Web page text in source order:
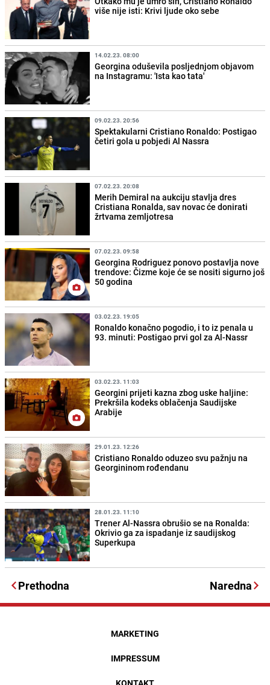
više nije isti: Krivi ljude oko sebe
14.02.23. 08:00
Georgina oduševila posljednjom objavom
na Instagramu: 'Ista kao tata'
09.02.23. 20:56
Spektakularni Cristiano Ronaldo: Postigao
četiri gola u pobjedi Al Nassra
07.02.23. 20:08
Merih Demiral na aukciju stavlja dres
Cristiana Ronalda, sav novac će donirati
žrtvama zemljotresa
07.02.23. 09:58
Georgina Rodriguez ponovo postavlja nove
trendove: Čizme koje će se nositi sigurno još
50 godina
03.02.23. 19:05
Ronaldo konačno pogodio, i to iz penala u
93. minuti: Postigao prvi gol za Al-Nassr
03.02.23. 11:03
Georgini prijeti kazna zbog uske haljine:
Prekršila kodeks oblačenja Saudijske
Arabije
29.01.23. 12:26
Cristiano Ronaldo oduzeo svu pažnju na
Georgininom rođendanu
28.01.23. 11:10
Trener Al-Nassra obrušio se na Ronalda:
Okrivio ga za ispadanje iz saudijskog
Superkupa
Prethodna Naredna
MARKETING
IMPRESSUM